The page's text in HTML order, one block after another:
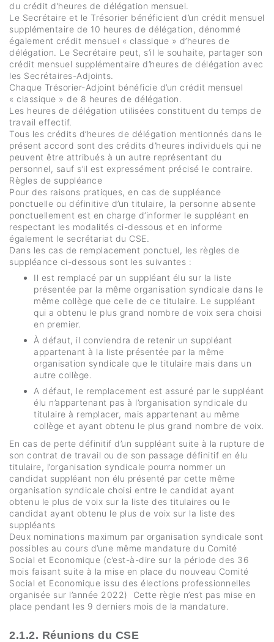
du crédit d’heures de délégation mensuel.
Le Secrétaire et le Trésorier bénéficient d’un crédit mensuel
supplémentaire de 10 heures de délégation, dénommé
également crédit mensuel « classique » d’heures de
délégation. Le Secrétaire peut, s’il le souhaite, partager son
crédit mensuel supplémentaire d’heures de délégation avec
les Secrétaires-Adjoints.
Chaque Trésorier-Adjoint bénéficie d’un crédit mensuel
« classique » de 8 heures de délégation.
Les heures de délégation utilisées constituent du temps de
travail effectif.
Tous les crédits d’heures de délégation mentionnés dans le
présent accord sont des crédits d’heures individuels qui ne
peuvent être attribués à un autre représentant du
personnel, sauf s’il est expressément précisé le contraire.
Règles de suppléance
Pour des raisons pratiques, en cas de suppléance
ponctuelle ou définitive d’un titulaire, la personne absente
ponctuellement est en charge d’informer le suppléant en
respectant les modalités ci-dessous et en informe
également le secrétariat du CSE.
Dans les cas de remplacement ponctuel, les règles de
suppléance ci-dessous sont les suivantes :
Il est remplacé par un suppléant élu sur la liste
présentée par la même organisation syndicale dans le
même collège que celle de ce titulaire. Le suppléant
qui a obtenu le plus grand nombre de voix sera choisi
en premier.
À défaut, il conviendra de retenir un suppléant
appartenant à la liste présentée par la même
organisation syndicale que le titulaire mais dans un
autre collège.
A défaut, le remplacement est assuré par le suppléant
élu n’appartenant pas à l’organisation syndicale du
titulaire à remplacer, mais appartenant au même
collège et ayant obtenu le plus grand nombre de voix.
En cas de perte définitif d’un suppléant suite à la rupture de
son contrat de travail ou de son passage définitif en élu
titulaire, l’organisation syndicale pourra nommer un
candidat suppléant non élu présenté par cette même
organisation syndicale choisi entre le candidat ayant
obtenu le plus de voix sur la liste des titulaires ou le
candidat ayant obtenu le plus de voix sur la liste des
suppléants
Deux nominations maximum par organisation syndicale sont
possibles au cours d’une même mandature du Comité
Social et Economique (c’est-à-dire sur la période des 36
mois faisant suite à la mise en place du nouveau Comité
Social et Economique issu des élections professionnelles
organisée sur l’année 2022) Cette règle n’est pas mise en
place pendant les 9 derniers mois de la mandature.
2.1.2. Réunions du CSE